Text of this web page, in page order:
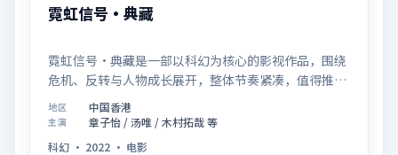
霓虹信号·典藏
霓虹信号·典藏是一部以科幻为核心的影视作品，围绕
危机、反转与人物成长展开，整体节奏紧凑，值得推荐
观看。
地区 中国香港
主演
章子怡 / 汤唯 / 木村拓哉 等
科幻 · 2022 · 电影